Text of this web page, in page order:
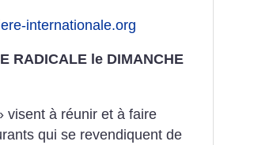
internationale.org
RADICALE le DIMANCHE
visent à réunir et à faire
qui se revendiquent de